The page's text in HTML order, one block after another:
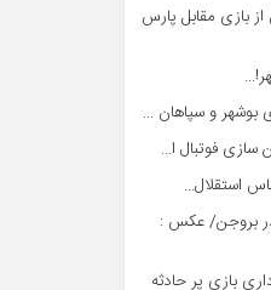
بازی مقابل پارس
بوشهر و سپاهان ...
سازی فوتبال ا...
استقلال...
در بروجن/ عکس :
بازی پر حادثه